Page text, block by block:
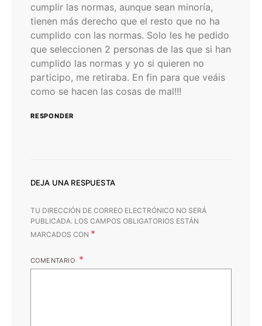
cumplir las normas, aunque sean minoría,
tienen más derecho que el resto que no ha
cumplido con las normas. Solo les he pedido
que seleccionen 2 personas de las que si han
cumplido las normas y yo si quieren no
participo, me retiraba. En fin para que veáis
como se hacen las cosas de mal!!!
RESPONDER
DEJA UNA RESPUESTA
TU DIRECCIÓN DE CORREO ELECTRÓNICO NO SERÁ
PUBLICADA. LOS CAMPOS OBLIGATORIOS ESTÁN
MARCADOS CON *
COMENTARIO